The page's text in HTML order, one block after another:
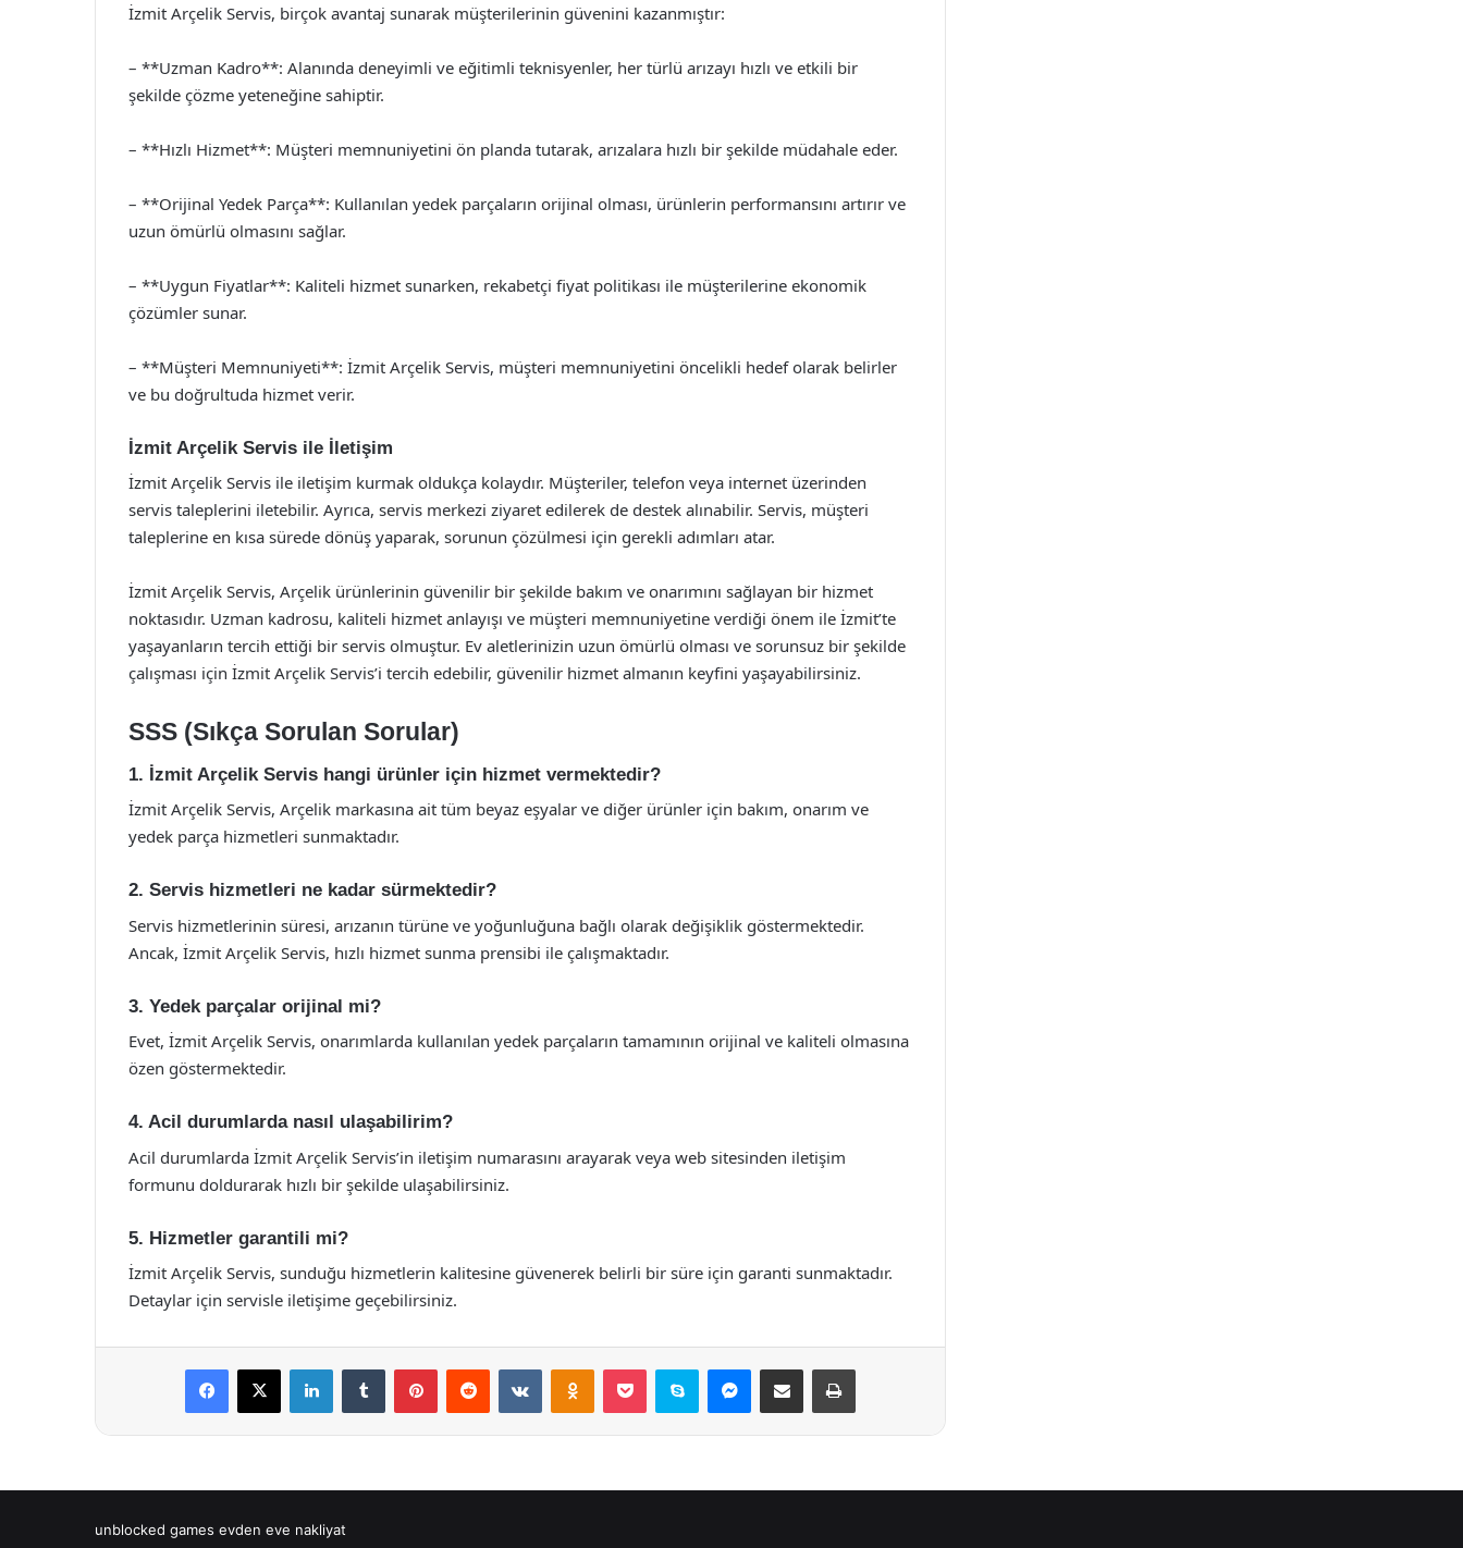
İzmit Arçelik Servis, birçok avantaj sunarak müşterilerinin güvenini kazanmıştır:
– **Uzman Kadro**: Alanında deneyimli ve eğitimli teknisyenler, her türlü arızayı hızlı ve etkili bir
şekilde çözme yeteneğine sahiptir.
– **Hızlı Hizmet**: Müşteri memnuniyetini ön planda tutarak, arızalara hızlı bir şekilde müdahale eder.
– **Orijinal Yedek Parça**: Kullanılan yedek parçaların orijinal olması, ürünlerin performansını artırır ve
uzun ömürlü olmasını sağlar.
– **Uygun Fiyatlar**: Kaliteli hizmet sunarken, rekabetçi fiyat politikası ile müşterilerine ekonomik
çözümler sunar.
– **Müşteri Memnuniyeti**: İzmit Arçelik Servis, müşteri memnuniyetini öncelikli hedef olarak belirler
ve bu doğrultuda hizmet verir.
İzmit Arçelik Servis ile İletişim
İzmit Arçelik Servis ile iletişim kurmak oldukça kolaydır. Müşteriler, telefon veya internet üzerinden
servis taleplerini iletebilir. Ayrıca, servis merkezi ziyaret edilerek de destek alınabilir. Servis, müşteri
taleplerine en kısa sürede dönüş yaparak, sorunun çözülmesi için gerekli adımları atar.
İzmit Arçelik Servis, Arçelik ürünlerinin güvenilir bir şekilde bakım ve onarımını sağlayan bir hizmet
noktasıdır. Uzman kadrosu, kaliteli hizmet anlayışı ve müşteri memnuniyetine verdiği önem ile İzmit’te
yaşayanların tercih ettiği bir servis olmuştur. Ev aletlerinizin uzun ömürlü olması ve sorunsuz bir şekilde
çalışması için İzmit Arçelik Servis’i tercih edebilir, güvenilir hizmet almanın keyfini yaşayabilirsiniz.
SSS (Sıkça Sorulan Sorular)
1. İzmit Arçelik Servis hangi ürünler için hizmet vermektedir?
İzmit Arçelik Servis, Arçelik markasına ait tüm beyaz eşyalar ve diğer ürünler için bakım, onarım ve
yedek parça hizmetleri sunmaktadır.
2. Servis hizmetleri ne kadar sürmektedir?
Servis hizmetlerinin süresi, arızanın türüne ve yoğunluğuna bağlı olarak değişiklik göstermektedir.
Ancak, İzmit Arçelik Servis, hızlı hizmet sunma prensibi ile çalışmaktadır.
3. Yedek parçalar orijinal mi?
Evet, İzmit Arçelik Servis, onarımlarda kullanılan yedek parçaların tamamının orijinal ve kaliteli olmasına
özen göstermektedir.
4. Acil durumlarda nasıl ulaşabilirim?
Acil durumlarda İzmit Arçelik Servis’in iletişim numarasını arayarak veya web sitesinden iletişim
formunu doldurarak hızlı bir şekilde ulaşabilirsiniz.
5. Hizmetler garantili mi?
İzmit Arçelik Servis, sunduğu hizmetlerin kalitesine güvenerek belirli bir süre için garanti sunmaktadır.
Detaylar için servisle iletişime geçebilirsiniz.
Facebook
X LinkedInTumblr PinterestReddit VKontakteOdnoklassniki
Pocket Skype Messenger
E-Posta ile paylaş Yazdır
unblocked games evden eve nakliyat